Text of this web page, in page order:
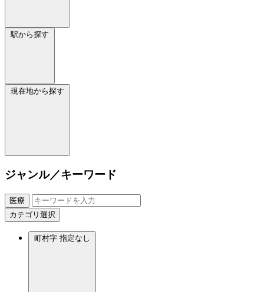
駅から探す
現在地から探す
ジャンル／キーワード
医療
カテゴリ選択
町村字 指定なし